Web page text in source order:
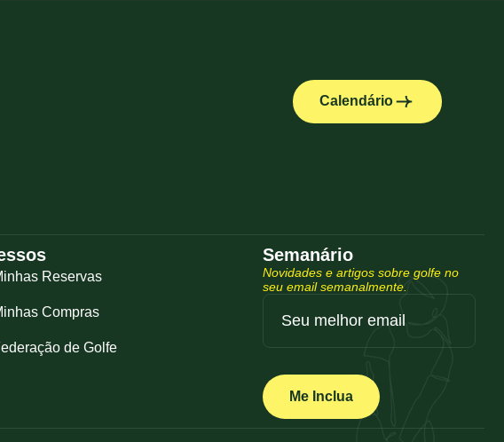
Calendário
Reservas
Compras
de Golfe
Semanário
Novidades e artigos sobre golfe no
seu email semanalmente.